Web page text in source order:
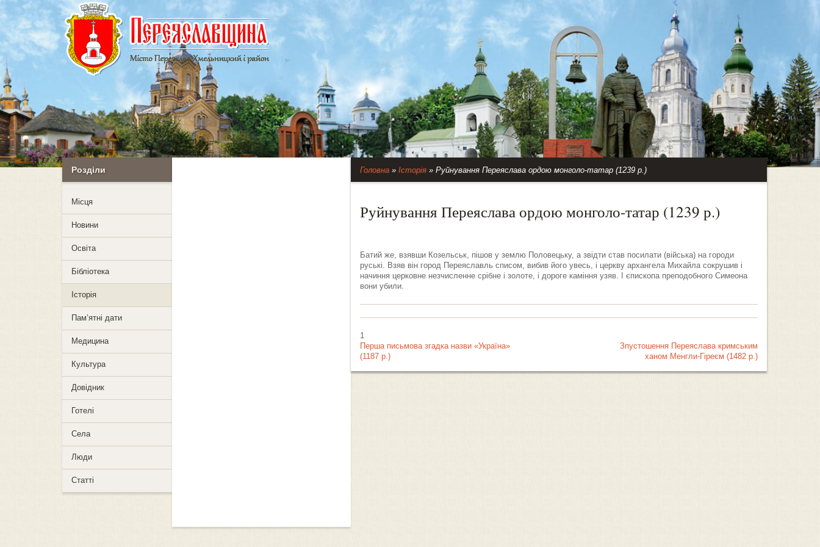
Розділи
Mісця
Новини
Освіта
Бібліотека
Історія
Пам’ятні дати
Медицина
Культура
Довідник
Готелі
Села
Люди
Статті
Головна» Історія» Руйнування Переяслава ордою монголо-татар (1239 р.)
Руйнування Переяслава ордою монголо-татар (1239 р.)
Батий же, взявши Козельськ, пішов у землю Половецьку, а звідти став посилати (війська) на городи
руські. Взяв він город Переяславль списом, вибив його увесь, і церкву архангела Михайла сокрушив і
начиння церковне незчисленне срібне і золоте, і дороге каміння узяв. І єпископа преподобного Симеона
вони убили.
1
Перша письмова згадка назви «Україна»
(1187 р.)
Зпустошення Переяслава кримським
ханом Менгли-Гіреєм (1482 р.)